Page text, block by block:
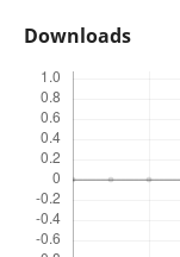
Downloads